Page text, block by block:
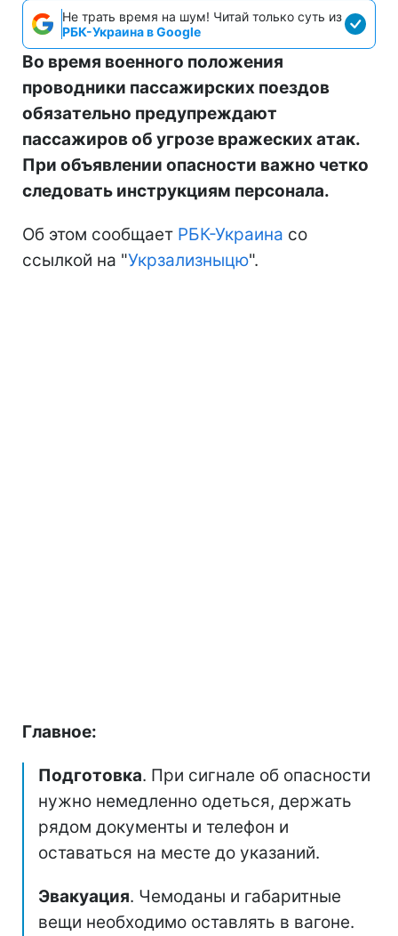
Не трать время на шум! Читай только суть из
РБК-Украина в Google
Во время военного положения
проводники пассажирских поездов
обязательно предупреждают
пассажиров об угрозе вражеских атак.
При объявлении опасности важно четко
следовать инструкциям персонала.
Об этом сообщает РБК-Украина со
ссылкой на "Укрзализныцю".
Главное:
Подготовка. При сигнале об опасности
нужно немедленно одеться, держать
рядом документы и телефон и
оставаться на месте до указаний.
Эвакуация. Чемоданы и габаритные
вещи необходимо оставлять в вагоне.